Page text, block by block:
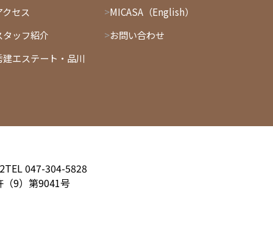
クセス
タッフ紹介
建エステート・品川
MICASA（English）
お問い合わせ
TEL 047-304-5828
9）第9041号